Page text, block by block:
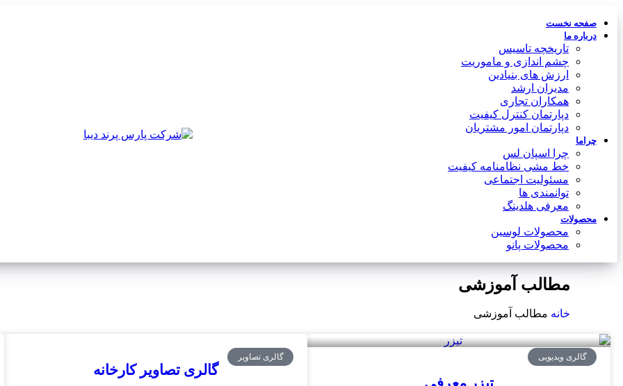
صفحه نخست
درباره ما
تاریخچه تاسیس
چشم اندازی و ماموریت
ارزش های بنیادین
مدیران ارشد
همکاران تجاری
دپارتمان کنترل کیفیت
دپارتمان امور مشتریان
چراما
چرا اسپان لس
خط مشی نظامنامه کیفیت
مسئولیت اجتماعی
توانمندی ها
معرفی هلدینگ
محصولات
محصولات لوسین
محصولات پانو
مطالب آموزشی
خانه مطالب آموزشی
گالری ویدیویی گالری تصاویر
گالری تصاویر کارخانه